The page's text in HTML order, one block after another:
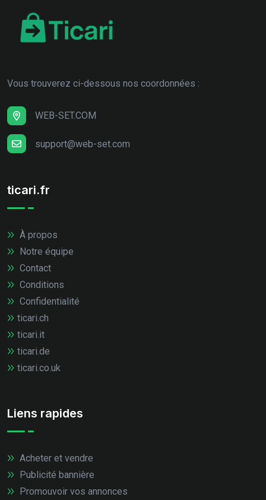
Vous trouverez ci-dessous nos coordonnées :
WEB-SET.COM
support@web-set.com
ticari.fr
À propos
Notre équipe
Contact
Conditions
Confidentialité
ticari.ch
ticari.it
ticari.de
ticari.co.uk
Liens rapides
Acheter et vendre
Publicité bannière
Promouvoir vos annonces